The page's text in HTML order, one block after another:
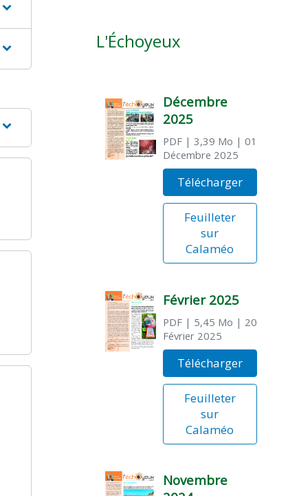
L'Échoyeux
Décembre
2025
PDF| 3,39 Mo | 01
Décembre 2025
Télécharger
Feuilleter
sur
Calaméo
Février 2025
PDF| 5,45 Mo | 20
Février 2025
Télécharger
Feuilleter
sur
Calaméo
Novembre